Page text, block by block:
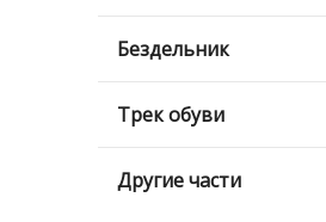
Бездельник
Трек обуви
Другие части